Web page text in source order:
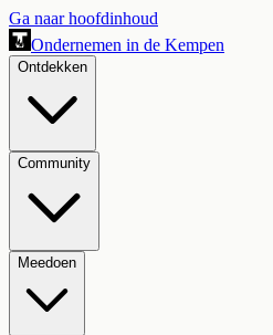
Ga naar hoofdinhoud
Ondernemen in de Kempen
Ontdekken
Community
Meedoen